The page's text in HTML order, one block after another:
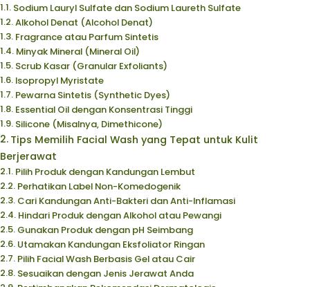
Sodium Lauryl Sulfate dan Sodium Laureth Sulfate
Alkohol Denat (Alcohol Denat)
Fragrance atau Parfum Sintetis
Minyak Mineral (Mineral Oil)
Scrub Kasar (Granular Exfoliants)
Isopropyl Myristate
Pewarna Sintetis (Synthetic Dyes)
Essential Oil dengan Konsentrasi Tinggi
Silicone (Misalnya, Dimethicone)
Tips Memilih Facial Wash yang Tepat untuk Kulit
Berjerawat
Pilih Produk dengan Kandungan Lembut
Perhatikan Label Non-Komedogenik
Cari Kandungan Anti-Bakteri dan Anti-Inflamasi
Hindari Produk dengan Alkohol atau Pewangi
Gunakan Produk dengan pH Seimbang
Utamakan Kandungan Eksfoliator Ringan
Pilih Facial Wash Berbasis Gel atau Cair
Sesuaikan dengan Jenis Jerawat Anda